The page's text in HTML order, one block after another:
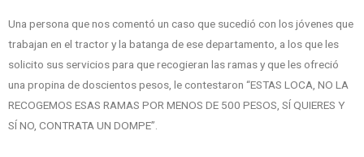
Una persona que nos comentó un caso que sucedió con los jóvenes que
trabajan en el tractor y la batanga de ese departamento, a los que les
solicito sus servicios para que recogieran las ramas y que les ofreció
una propina de doscientos pesos, le contestaron “ESTAS LOCA, NO LA
RECOGEMOS ESAS RAMAS POR MENOS DE 500 PESOS, SÍ QUIERES Y
SÍ NO, CONTRATA UN DOMPE”.